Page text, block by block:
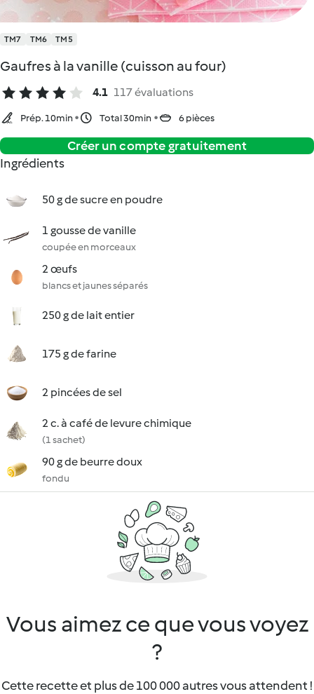
TM7 TM6 TM5
Gaufres à la vanille (cuisson au four)
4.1 117 évaluations
Prép. 10min Total 30min 6 pièces
Créer un compte gratuitement
Ingrédients
50 g de sucre en poudre
1 gousse de vanille
coupée en morceaux
2 œufs
blancs et jaunes séparés
250 g de lait entier
175 g de farine
2 pincées de sel
2 c. à café de levure chimique
(1 sachet)
90 g de beurre doux
fondu
Vous aimez ce que vous voyez
?
Cette recette et plus de 100 000 autres vous attendent !